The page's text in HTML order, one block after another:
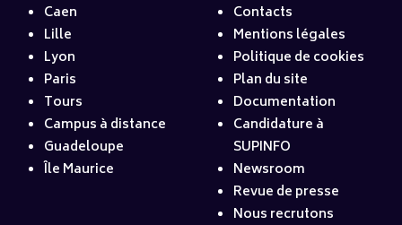
Caen
Lille
Lyon
Paris
Tours
Campus à distance
Guadeloupe
Île Maurice
Contacts
Mentions légales
Politique de cookies
Plan du site
Documentation
Candidature à
SUPINFO
Newsroom
Revue de presse
Nous recrutons